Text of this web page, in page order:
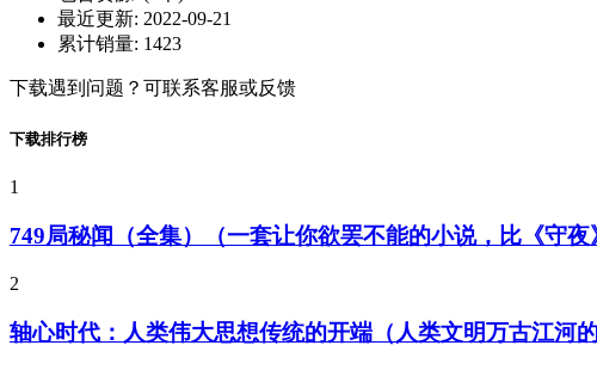
最近更新: 2022-09-21
累计销量: 1423
下载遇到问题？可联系客服或反馈
下载排行榜
1
749局秘闻（全集）（一套让你欲罢不能的小说，比《守夜
2
轴心时代：人类伟大思想传统的开端（人类文明万古江河